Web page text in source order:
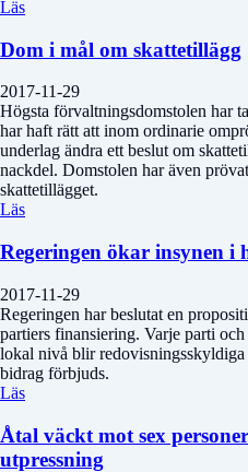
Läs
Dom i mål om skattetillägg
2017-11-29
Högsta förvaltningsdomstolen har
har haft rätt att inom ordinarie
underlag ändra ett beslut om
nackdel. Domstolen har även
skattetillägget.
Läs
Regeringen ökar insynen i
2017-11-29
Regeringen har beslutat en
partiers finansiering. Varje parti
lokal nivå blir
bidrag förbjuds.
Läs
Åtal väckt mot sex
utpressning